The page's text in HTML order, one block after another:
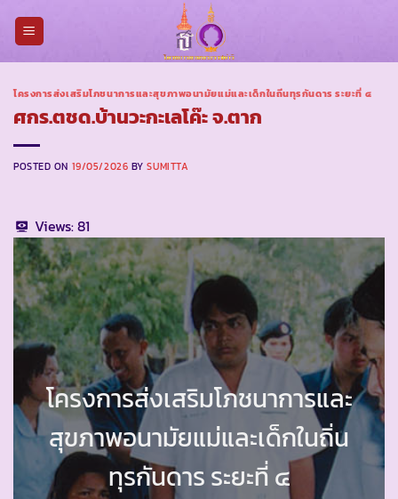
โครงการส่งเสริมโภชนาการและสุขภาพอนามัยแม่และเด็กในถิ่นทุรกันดาร ระยะที่ ๔
ศกร.ตชด.บ้านวะกะเลโค๊ะ จ.ตาก
POSTED ON 19/05/2026 BYSUMITTA
Views:81
โครงการส่งเสริมโภชนาการและ
สุขภาพอนามัยแม่และเด็กในถิ่น
ทุรกันดาร ระยะที่ ๔